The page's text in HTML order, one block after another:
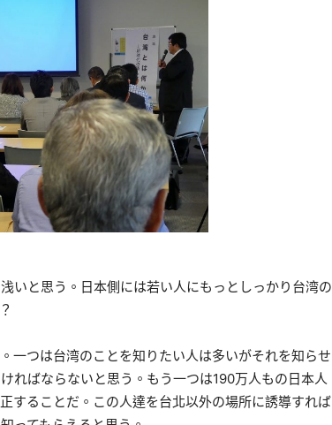
いと思う。日本側には若い人にもっとしっかり台湾の
一つは台湾のことを知りたい人は多いがそれを知らせ
ればならないと思う。もう一つは190万人もの日本人
することだ。この人達を台北以外の場所に誘導すれば